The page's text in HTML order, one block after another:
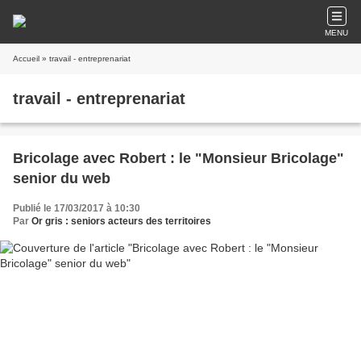
MENU
Accueil » travail - entreprenariat
travail - entreprenariat
Bricolage avec Robert : le "Monsieur Bricolage"
senior du web
Publié le 17/03/2017 à 10:30
Par Or gris : seniors acteurs des territoires